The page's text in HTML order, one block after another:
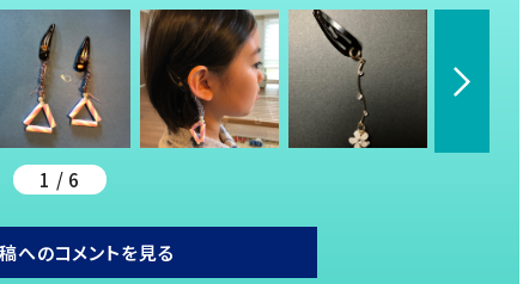
1 / 6
へのコメントを見る